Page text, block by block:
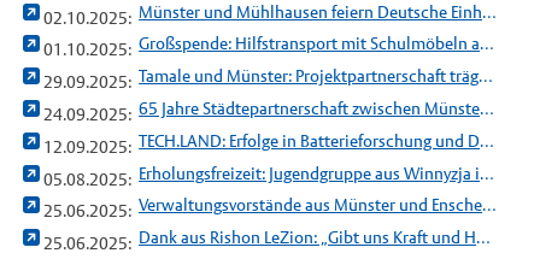
02.10.2025:
Münster und Mühlhausen feiern Deutsche Einheit gemeinsam
01.10.2025:
Großspende: Hilfstransport mit Schulmöbeln aus dem Münsterland erreicht Winnyzja
29.09.2025:
Tamale und Münster: Projektpartnerschaft trägt weitere Früchte
24.09.2025:
65 Jahre Städtepartnerschaft zwischen Münster und Orléans
12.09.2025:
TECH.LAND: Erfolge in Batterieforschung und Datenaustausch
05.08.2025:
Erholungsfreizeit: Jugendgruppe aus Winnyzja in Münster zu Gast
25.06.2025:
Verwaltungsvorstände aus Münster und Enschede tagen gemeinsam
25.06.2025:
Dank aus Rishon LeZion: „Gibt uns Kraft und Hoffnung“